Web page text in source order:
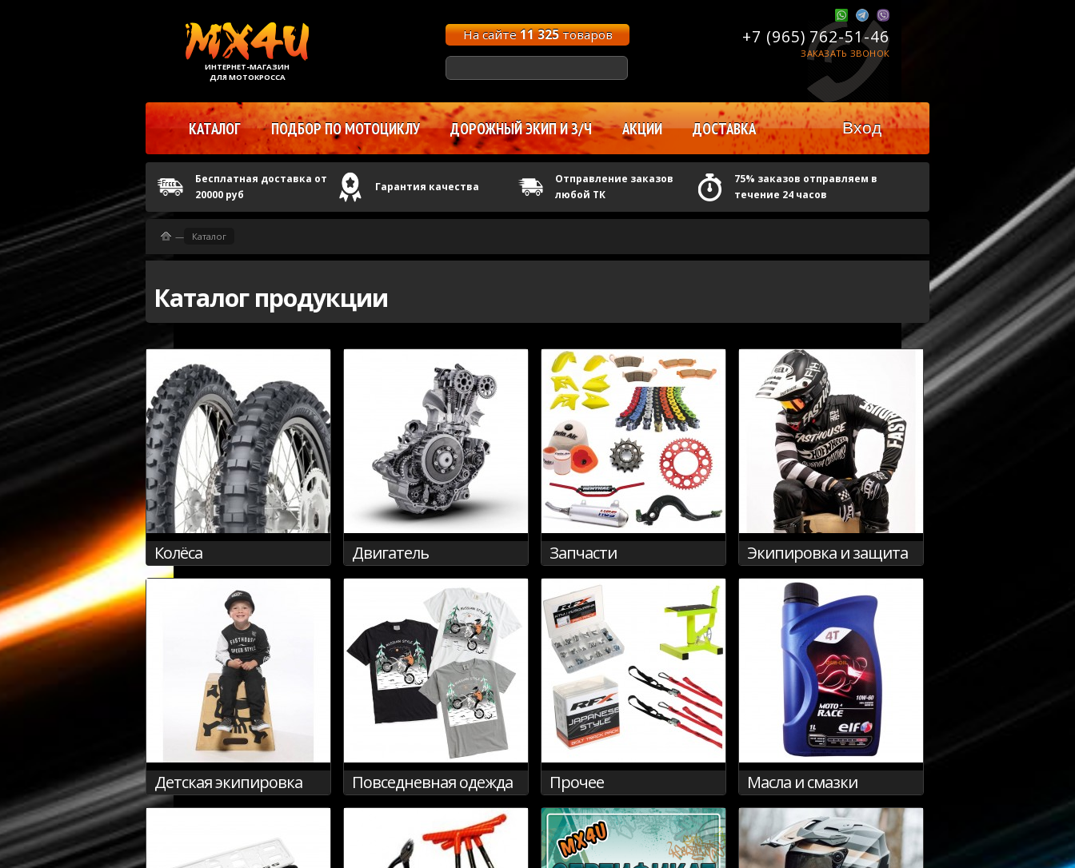
Каталог продукции
Колёса Двигатель Запчасти Экипировка и защита
Детская экипировка Повседневная одежда Прочее Масла и смазки
— Каталог
ИНТЕРНЕТ-МАГАЗИН
ДЛЯ МОТОКРОССА
На сайте11 325товаров +7 (965) 762-51-46
ЗАКАЗАТЬ ЗВОНОК
КАТАЛОГ ПОДБОР ПО МОТОЦИКЛУ ДОРОЖНЫЙ ЭКИП И З/Ч АКЦИИ ДОСТАВКА Вход
Бесплатная доставка от
20000 руб
Гарантия качества
Отправление заказов
любой ТК
75% заказов отправляем в
течение 24 часов